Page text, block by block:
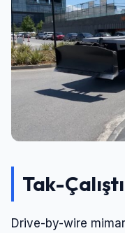
Tak-
Drive-by-wire